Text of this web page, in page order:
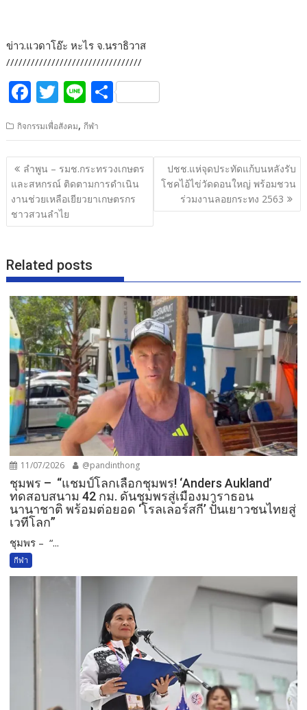
ข่าว.แวดาโอ๊ะ หะไร จ.นราธิวาส
/////////////////////////////////
F
ac
e
b
o
o
k
T
itt
er
Li
n
e
S
ar
e
กิจกรรมเพื่อสังคม,กีฬา
แนะแนว
เรื่อง
ลำพูน – รมช.กระทรวงเกษตร
และสหกรณ์ ติดตามการดำเนิน
งานช่วยเหลือเยียวยาเกษตรกร
ชาวสวนลำไย
ปชช.แห่จุดประทัดแก้บนหลังรับ
โชคไอ้ไข่วัดดอนใหญ่ พร้อมชวน
ร่วมงานลอยกระทง 2563
Related posts
11/07/2026 @pandinthong
ชุมพร – “แชมป์โลกเลือกชุมพร! ‘Anders Aukland’
ทดสอบสนาม 42 กม. ดันชุมพรสู่เมืองมาราธอน
นานาชาติ พร้อมต่อยอด ‘โรลเลอร์สกี’ ปั้นเยาวชนไทยสู่
เวทีโลก”
ชุมพร – “...
กีฬา